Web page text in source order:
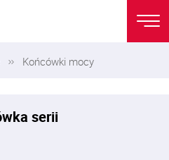
Końcówki mocy
serii